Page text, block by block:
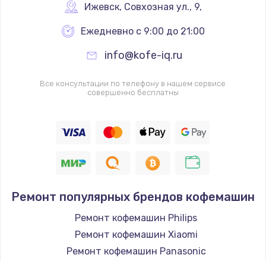
Замена ТЭНа
3000 руб.
Заказать
Замена шлангов
500 руб.
3000 руб.
3000 руб.
Заказать
Ижевск, Совхозная ул., 9,
Ежедневно с 9:00 до 21:00
info@kofe-iq.ru
Все консультации по телефону в нашем сервисе
совершенно бесплатны
Ремонт популярных брендов кофемашин
Ремонт кофемашин Philips
Ремонт кофемашин Xiaomi
Ремонт кофемашин Panasonic